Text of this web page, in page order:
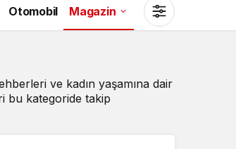
Otomobil Magazin
ve kadın yaşamına dair
bu kategoride takip